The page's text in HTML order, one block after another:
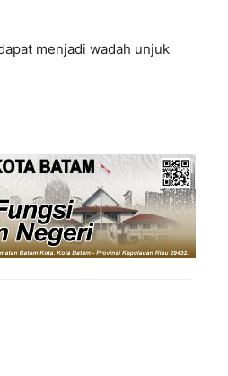
menjadi wadah unjuk